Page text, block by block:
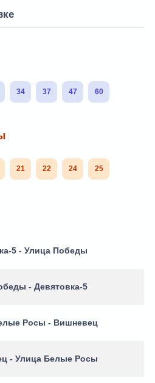
34 37 47 60
21 22 24 25
5 - Улица Победы
- Девятовка-5
Росы - Вишневец
- Улица Белые Росы